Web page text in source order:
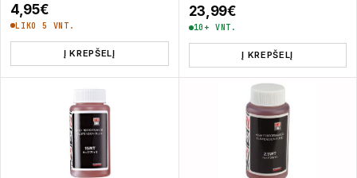
4,95€
LIKO 5 VNT.
Į KREPŠELĮ
23,99€
10+ VNT.
Į KREPŠELĮ